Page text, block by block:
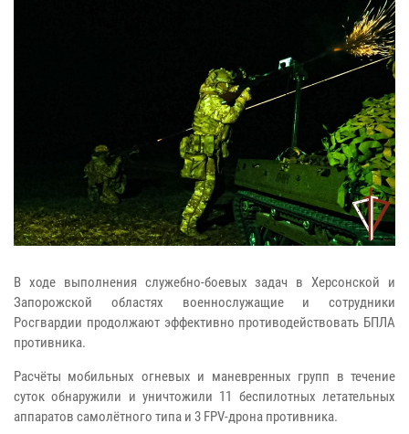
В ходе выполнения служебно-боевых задач в Херсонской и
Запорожской областях военнослужащие и сотрудники
Росгвардии продолжают эффективно противодействовать БПЛА
противника.
Расчёты мобильных огневых и маневренных групп в течение
суток обнаружили и уничтожили 11 беспилотных летательных
аппаратов самолётного типа и 3 FPV-дрона противника.